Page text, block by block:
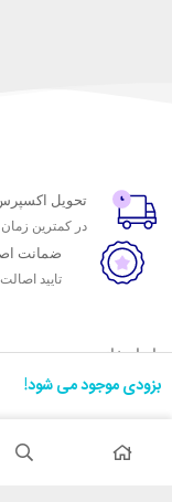
بزودی موجود می شود!
تحویل
در کمترین زمان
ضمانت
تایید اصالت
با ماه خانوم
اتاق خبر ماه خانوم
همکاری با سازمان‌ها